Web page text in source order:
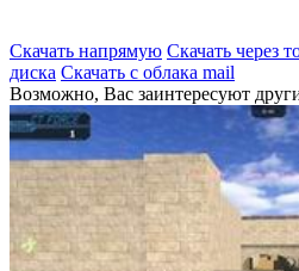
Скачать напрямую Скачать через
диска Скачать с облака mail
Возможно, Вас заинтересуют